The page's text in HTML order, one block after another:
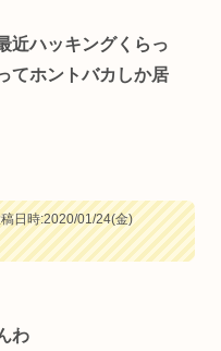
近ハッキングくらっ
てホントバカしか居
日時:2020/01/24(金)
わ